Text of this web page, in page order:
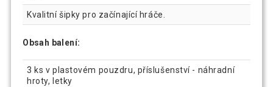
Kvalitní šipky pro začínající hráče.
Obsah balení:
3 ks v plastovém pouzdru, příslušenství - náhradní
hroty, letky